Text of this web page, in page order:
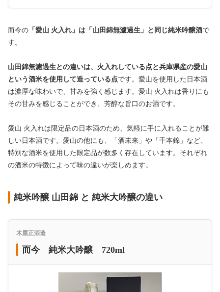
而今の 「愛山 火入れ」は「山田錦無濾過生」と同じ純米吟醸酒で
す。
山田錦無濾過生との違いは、火入れしている点と兵庫県産の愛山
という酒米を使用して造っている点です。愛山を使用した日本酒
は濃厚な味わいで、甘みを強く感じます。愛山 火入れは香りにも
その甘みを感じることができ、芳醇な旨口のお酒です。
愛山 火入れは限定品の日本酒のため、気軽に手に入れることが難
しい日本酒です。愛山の他にも、「酒未来」や「千本錦」など、
特別な酒米を使用した限定品が数多く存在しています。それぞれ
の酒米の特徴によって味の違いが楽しめます。
純米吟醸 山田錦 と 純米大吟醸の違い
木屋正酒造
而今 純米大吟醸 720ml